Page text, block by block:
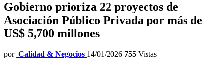
Gobierno prioriza 22 proyectos de
Asociación Público Privada por más de
US$ 5,700 millones
por Calidad & Negocios 14/01/2026 755 Vistas